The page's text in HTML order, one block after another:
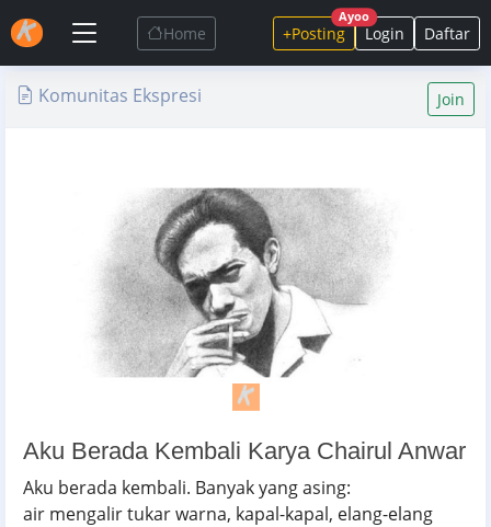
Home +Posting
Ayoo
Login Daftar
Komunitas Ekspresi Join
Aku Berada Kembali Karya Chairul Anwar
Aku berada kembali. Banyak yang asing:
air mengalir tukar warna, kapal-kapal, elang-elang